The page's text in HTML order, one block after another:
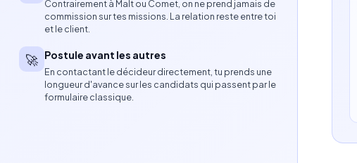
ou de micro-entreprise.
représentation de marque appréciée.
Contrairement à Malt ou Comet, on ne prend jamais de
commission sur tes missions. La relation reste entre toi
et le client.
🚀 Postule avant les autres
En contactant le décideur directement, tu prends une
longueur d'avance sur les candidats qui passent par le
formulaire classique.